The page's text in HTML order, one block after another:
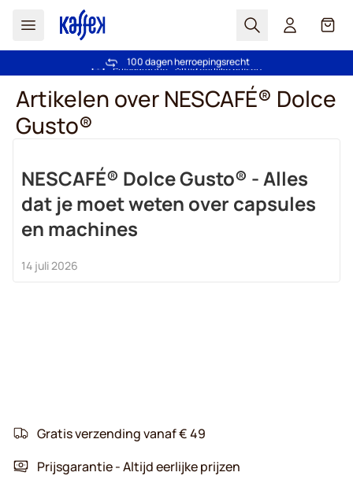
Zoek Cart
Gratis verzending vanaf € 49
100 dagen herroepingsrecht
Artikelen over NESCAFÉ® Dolce
Gusto®
NESCAFÉ® Dolce Gusto® - Alles
dat je moet weten over capsules
en machines
14 juli 2026
Gratis verzending vanaf € 49
Prijsgarantie - Altijd eerlijke prijzen